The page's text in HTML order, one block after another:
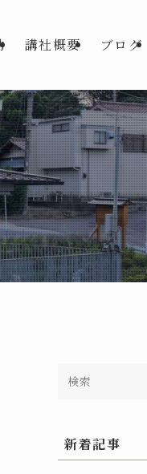
講社概要 ブログ
新着記事